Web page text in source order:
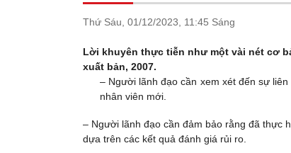
Thứ Sáu, 01/12/2023, 11:45 Sáng
Lời khuyên thực tiễn như một vài nét cơ
xuất bản, 2007.
– Người lãnh đạo cần xem xét đến sự
nhân viên mới.
– Người lãnh đạo cần đảm bảo rằng đã thực
dựa trên các kết quả đánh giá rủi ro.